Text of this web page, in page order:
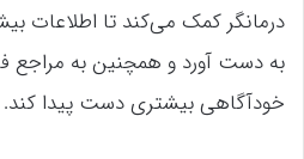
درمانگر کمک می‌کند تا اطلاعات
به دست آورد و همچنین به
خودآگاهی بیشتری دست پیدا کند.